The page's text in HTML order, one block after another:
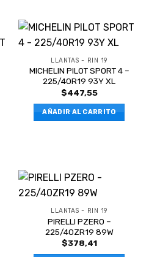
LLANTAS - RIN 19
MICHELIN PILOT SPORT 4 –
225/40R19 93Y XL
$447,55
AÑADIR AL CARRITO
LLANTAS - RIN 19
PIRELLI PZERO –
225/40ZR19 89W
$378,41